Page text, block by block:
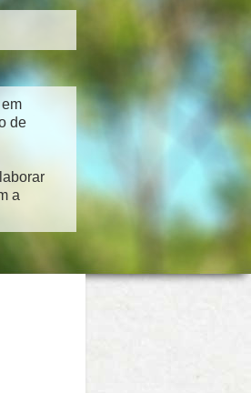
de
a